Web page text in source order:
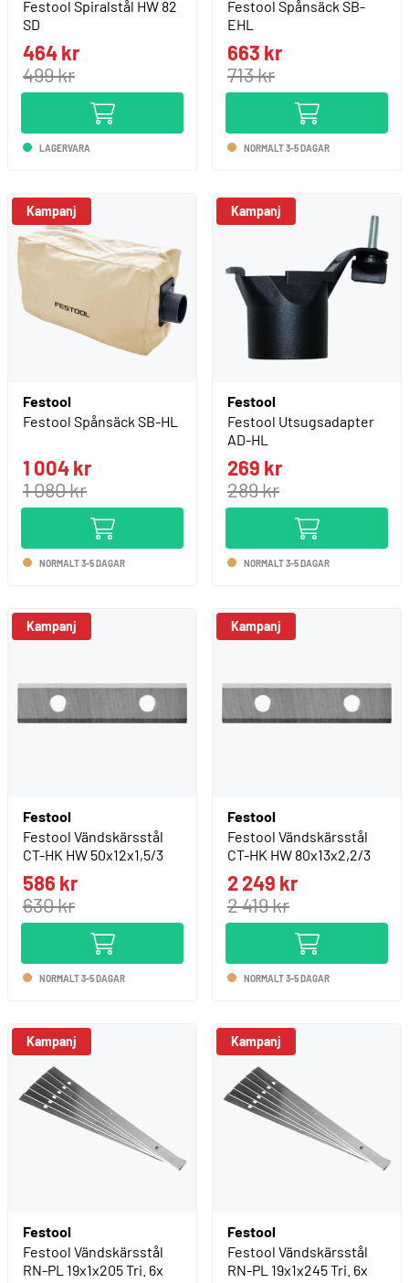
Festool Spiralstål HW 82
SD
464 kr
499 kr
LAGERVARA
Festool Spånsäck SB-
EHL
663 kr
713 kr
NORMALT 3-5 DAGAR
Kampanj
Festool
Festool Spånsäck SB-HL
1 004 kr
1 080 kr
NORMALT 3-5 DAGAR
Kampanj
Festool
Festool Utsugsadapter
AD-HL
269 kr
289 kr
NORMALT 3-5 DAGAR
Kampanj
Festool
Festool Vändskärsstål
CT-HK HW 50x12x1,5/3
586 kr
630 kr
NORMALT 3-5 DAGAR
Kampanj
Festool
Festool Vändskärsstål
CT-HK HW 80x13x2,2/3
2 249 kr
2 419 kr
NORMALT 3-5 DAGAR
Kampanj
Festool
Festool Vändskärsstål
RN-PL 19x1x205 Tri. 6x
Kampanj
Festool
Festool Vändskärsstål
RN-PL 19x1x245 Tri. 6x